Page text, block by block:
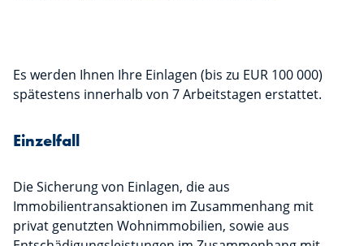
Es werden Ihnen Ihre Einlagen (bis zu EUR 100 000)
spätestens innerhalb von 7 Arbeitstagen erstattet.
Einzelfall
Die Sicherung von Einlagen, die aus
Immobilientransaktionen im Zusammenhang mit
privat genutzten Wohnimmobilien, sowie aus